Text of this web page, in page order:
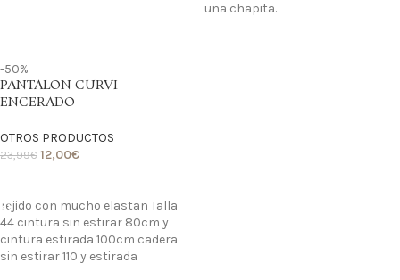
una chapita.
-50%
PANTALON CURVI
ENCERADO
OTROS PRODUCTOS
23,99€ 12,00€
Tejido con mucho elastan Talla
44 cintura sin estirar 80cm y
cintura estirada 100cm cadera
sin estirar 110 y estirada